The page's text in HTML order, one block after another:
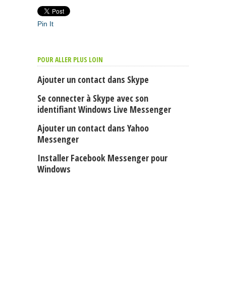
Pin It
POUR ALLER PLUS LOIN
Ajouter un contact dans Skype
Se connecter à Skype avec son
identifiant Windows Live Messenger
Ajouter un contact dans Yahoo
Messenger
Installer Facebook Messenger pour
Windows